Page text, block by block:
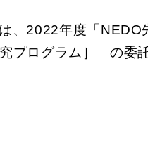
、2022年度「
プログラム］」の委